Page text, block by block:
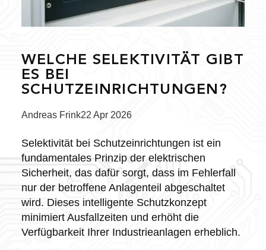
WELCHE SELEKTIVITÄT GIBT
ES BEI
SCHUTZEINRICHTUNGEN?
Posted
Andreas Frink22 Apr 2026
Selektivität bei Schutzeinrichtungen ist ein
fundamentales Prinzip der elektrischen
Sicherheit, das dafür sorgt, dass im Fehlerfall
nur der betroffene Anlagenteil abgeschaltet
wird. Dieses intelligente Schutzkonzept
minimiert Ausfallzeiten und erhöht die
Verfügbarkeit Ihrer Industrieanlagen erheblich.